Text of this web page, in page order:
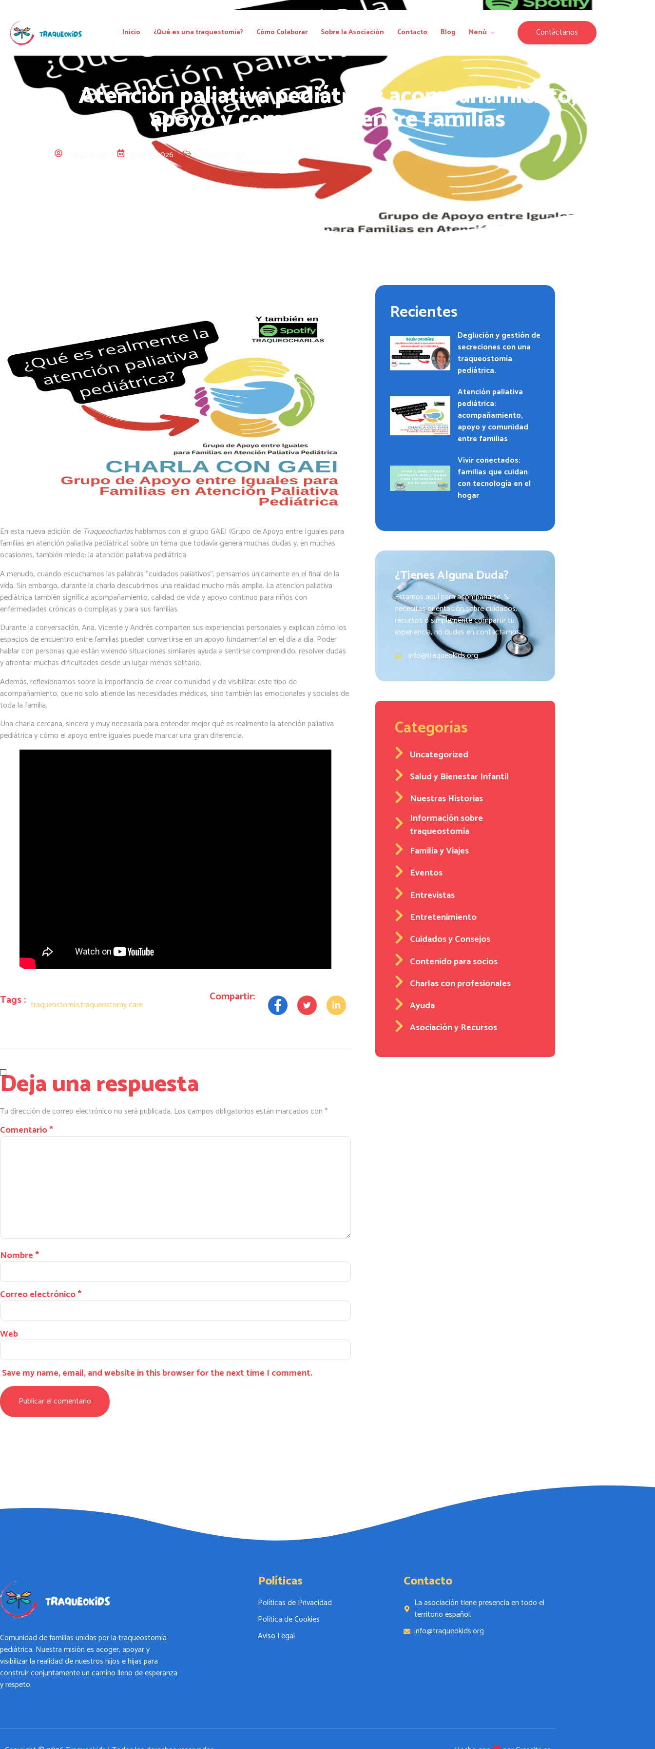
Inicio ¿Qué es una traquestomia? Cómo Colaborar Sobre la Asociación Contacto Blog Menú Contáctanos
Atención paliativa pediátrica: acompañamiento,
apoyo y comunidad entre familias
junio 15, 2026 Uncategorized
En esta nueva edición de Traqueocharlashablamos con el grupo GAEI (Grupo de Apoyo entre Iguales para
familias en atención paliativa pediátrica) sobre un tema que todavía genera muchas dudas y, en muchas
ocasiones, también miedo: la atención paliativa pediátrica.
A menudo, cuando escuchamos las palabras “cuidados paliativos”, pensamos únicamente en el final de la
vida. Sin embargo, durante la charla descubrimos una realidad mucho más amplia. La atención paliativa
pediátrica también significa acompañamiento, calidad de vida y apoyo continuo para niños con
enfermedades crónicas o complejas y para sus familias.
Durante la conversación, Ana, Vicente y Andrés comparten sus experiencias personales y explican cómo los
espacios de encuentro entre familias pueden convertirse en un apoyo fundamental en el día a día. Poder
hablar con personas que están viviendo situaciones similares ayuda a sentirse comprendido, resolver dudas
y afrontar muchas dificultades desde un lugar menos solitario.
Además, reflexionamos sobre la importancia de crear comunidad y de visibilizar este tipo de
acompañamiento, que no solo atiende las necesidades médicas, sino también las emocionales y sociales de
toda la familia.
Una charla cercana, sincera y muy necesaria para entender mejor qué es realmente la atención paliativa
pediátrica y cómo el apoyo entre iguales puede marcar una gran diferencia.
Tags : traqueostomía,traqueostomy care
Compartir:
Deja una respuesta
Tu dirección de correo electrónico no será publicada. Los campos obligatorios están marcados con *
Comentario*
Nombre*
Correo electrónico*
Web
Save my name, email, and website in this browser for the next time I comment.
Recientes
Deglución y gestión de
secreciones con una
traqueostomía
pediátrica.
Atención paliativa
pediátrica:
acompañamiento,
apoyo y comunidad
entre familias
Vivir conectados:
familias que cuidan
con tecnología en el
hogar
¿Tienes Alguna Duda?
Estamos aquí para acompañarte. Si
necesitas orientación sobre cuidados,
recursos o simplemente compartir tu
experiencia, no dudes en contactarnos.
info@traqueokids.org
Categorías
Uncategorized
Salud y Bienestar Infantil
Nuestras Historias
Información sobre
traqueostomía
Familia y Viajes
Eventos
Entrevistas
Entretenimiento
Cuidados y Consejos
Contenido para socios
Charlas con profesionales
Ayuda
Asociación y Recursos
Comunidad de familias unidas por la traqueostomía
pediátrica. Nuestra misión es acoger, apoyar y
visibilizar la realidad de nuestros hijos e hijas para
construir conjuntamente un camino lleno de esperanza
y respeto.
Políticas
Políticas de Privacidad
Política de Cookies
Aviso Legal
Contacto
La asociación tiene presencia en todo el
territorio español.
info@traqueokids.org